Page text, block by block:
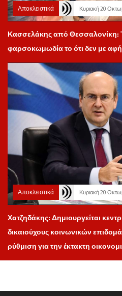
Αποκλειστικά Κυριακή 20
Κασσελάκης από Θεσσαλονίκη:
φαρσοκωμωδία το ότι δεν με
Αποκλειστικά Κυριακή 20
Χατζηδάκης: Δημιουργείται
δικαιούχους κοινωνικών
ρύθμιση για την έκτακτη